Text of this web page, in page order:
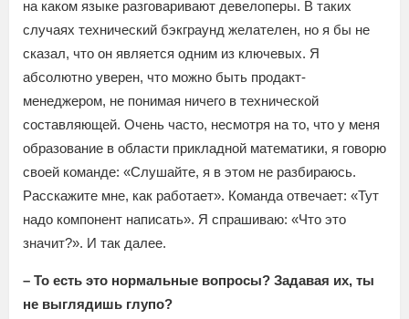
на каком языке разговаривают девелоперы. В таких
случаях технический бэкграунд желателен, но я бы не
сказал, что он является одним из ключевых. Я
абсолютно уверен, что можно быть продакт-
менеджером, не понимая ничего в технической
составляющей. Очень часто, несмотря на то, что у меня
образование в области прикладной математики, я говорю
своей команде: «Слушайте, я в этом не разбираюсь.
Расскажите мне, как работает». Команда отвечает: «Тут
надо компонент написать». Я спрашиваю: «Что это
значит?». И так далее.
– То есть это нормальные вопросы? Задавая их, ты
не выглядишь глупо?